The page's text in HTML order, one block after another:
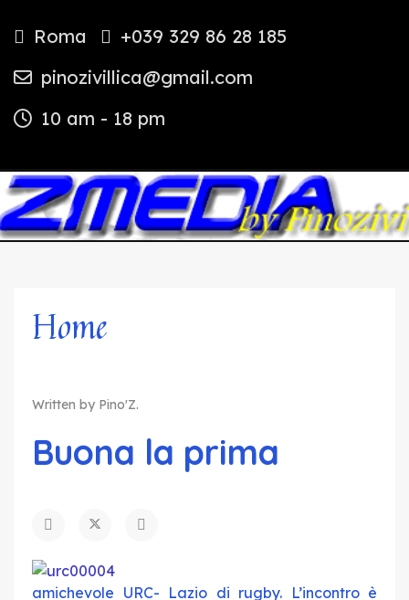
Roma
+039 329 86 28 185
pinozivillica@gmail.com
10 am - 18 pm
Home
Written by Pino'Z.
Buona la prima
amichevole URC- Lazio di rugby. L’incontro è